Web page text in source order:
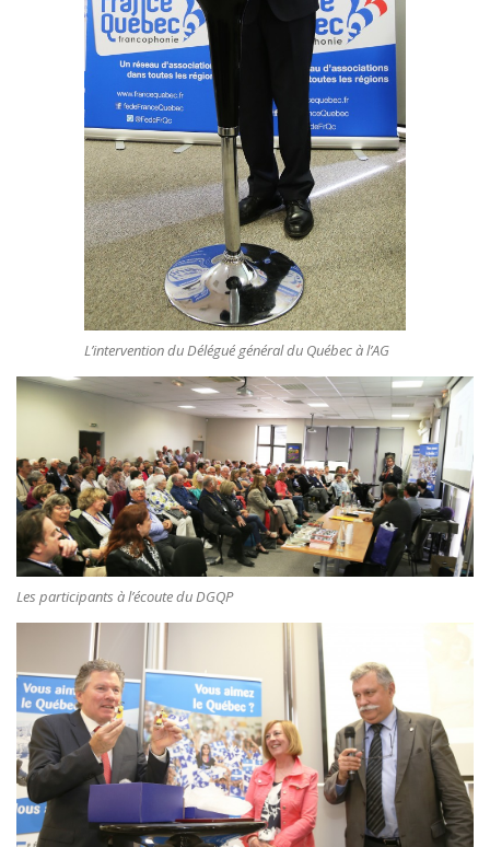
L’intervention du Délégué général du Québec à l’AG
Les participants à l’écoute du DGQP